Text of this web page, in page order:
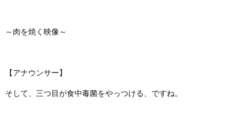
～肉を焼く映像～
【アナウンサー】
そして、三つ目が食中毒菌をやっつける、ですね。